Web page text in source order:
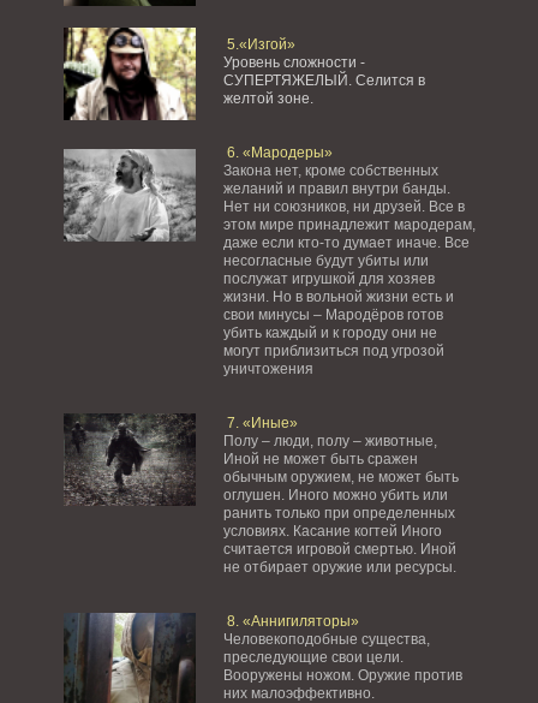
5.«Изгой»
Уровень сложности -
СУПЕРТЯЖЕЛЫЙ. Селится в
желтой зоне.
6. «Мародеры»
Закона нет, кроме собственных
желаний и правил внутри банды.
Нет ни союзников, ни друзей. Все в
этом мире принадлежит мародерам,
даже если кто-то думает иначе. Все
несогласные будут убиты или
послужат игрушкой для хозяев
жизни. Но в вольной жизни есть и
свои минусы – Мародёров готов
убить каждый и к городу они не
могут приблизиться под угрозой
уничтожения
7. «Иные»
Полу – люди, полу – животные,
Иной не может быть сражен
обычным оружием, не может быть
оглушен. Иного можно убить или
ранить только при определенных
условиях. Касание когтей Иного
считается игровой смертью. Иной
не отбирает оружие или ресурсы.
8. «Аннигиляторы»
Человекоподобные существа,
преследующие свои цели.
Вооружены ножом. Оружие против
них малоэффективно.